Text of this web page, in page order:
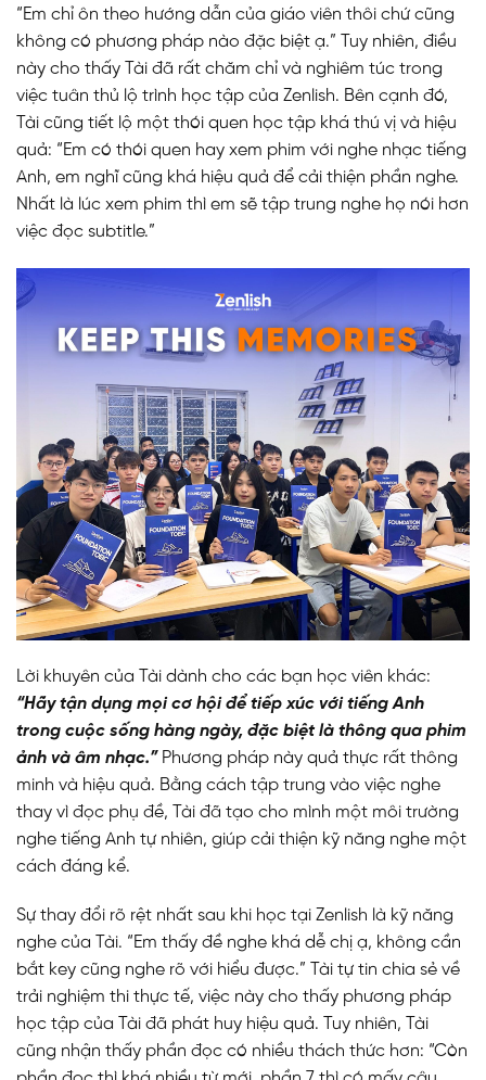
“Em chỉ ôn theo hướng dẫn của giáo viên thôi chứ cũng
không có phương pháp nào đặc biệt ạ.” Tuy nhiên, điều
này cho thấy Tài đã rất chăm chỉ và nghiêm túc trong
việc tuân thủ lộ trình học tập của Zenlish. Bên cạnh đó,
Tài cũng tiết lộ một thói quen học tập khá thú vị và hiệu
quả: “Em có thói quen hay xem phim với nghe nhạc tiếng
Anh, em nghĩ cũng khá hiệu quả để cải thiện phần nghe.
Nhất là lúc xem phim thì em sẽ tập trung nghe họ nói hơn
việc đọc subtitle.”
Lời khuyên của Tài dành cho các bạn học viên khác:
“Hãy tận dụng mọi cơ hội để tiếp xúc với tiếng Anh
trong cuộc sống hàng ngày, đặc biệt là thông qua phim
ảnh và âm nhạc.”Phương pháp này quả thực rất thông
minh và hiệu quả. Bằng cách tập trung vào việc nghe
thay vì đọc phụ đề, Tài đã tạo cho mình một môi trường
nghe tiếng Anh tự nhiên, giúp cải thiện kỹ năng nghe một
cách đáng kể.
Sự thay đổi rõ rệt nhất sau khi học tại Zenlish là kỹ năng
nghe của Tài. “Em thấy đề nghe khá dễ chị ạ, không cần
bắt key cũng nghe rõ với hiểu được.” Tài tự tin chia sẻ về
trải nghiệm thi thực tế, việc này cho thấy phương pháp
học tập của Tài đã phát huy hiệu quả. Tuy nhiên, Tài
cũng nhận thấy phần đọc có nhiều thách thức hơn: “Còn